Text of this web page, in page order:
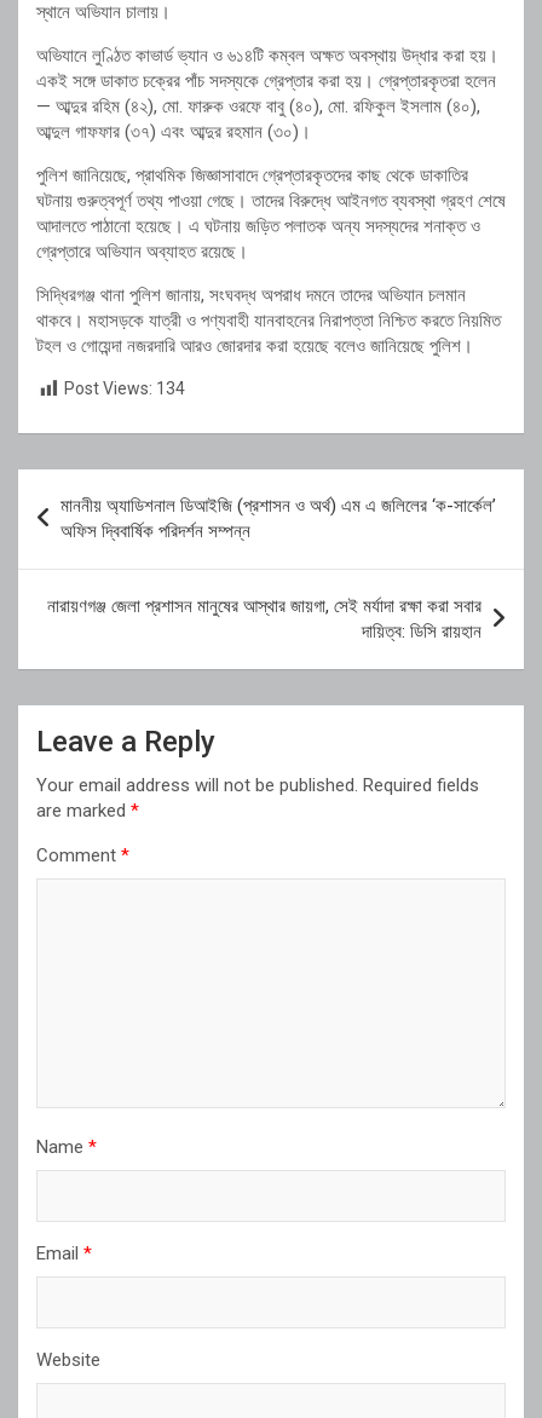
স্থানে অভিযান চালায়।
অভিযানে লুণ্ঠিত কাভার্ড ভ্যান ও ৬১৪টি কম্বল অক্ষত অবস্থায় উদ্ধার করা হয়।
একই সঙ্গে ডাকাত চক্রের পাঁচ সদস্যকে গ্রেপ্তার করা হয়। গ্রেপ্তারকৃতরা হলেন
— আব্দুর রহিম (৪২), মো. ফারুক ওরফে বাবু (৪০), মো. রফিকুল ইসলাম (৪০),
আব্দুল গাফফার (৩৭) এবং আব্দুর রহমান (৩০)।
পুলিশ জানিয়েছে, প্রাথমিক জিজ্ঞাসাবাদে গ্রেপ্তারকৃতদের কাছ থেকে ডাকাতির
ঘটনায় গুরুত্বপূর্ণ তথ্য পাওয়া গেছে। তাদের বিরুদ্ধে আইনগত ব্যবস্থা গ্রহণ শেষে
আদালতে পাঠানো হয়েছে। এ ঘটনায় জড়িত পলাতক অন্য সদস্যদের শনাক্ত ও
গ্রেপ্তারে অভিযান অব্যাহত রয়েছে।
সিদ্ধিরগঞ্জ থানা পুলিশ জানায়, সংঘবদ্ধ অপরাধ দমনে তাদের অভিযান চলমান
থাকবে। মহাসড়কে যাত্রী ও পণ্যবাহী যানবাহনের নিরাপত্তা নিশ্চিত করতে নিয়মিত
টহল ও গোয়েন্দা নজরদারি আরও জোরদার করা হয়েছে বলেও জানিয়েছে পুলিশ।
Post Views: 134
navigation
মাননীয় অ্যাডিশনাল ডিআইজি (প্রশাসন ও অর্থ) এম এ জলিলের ‘ক-সার্কেল’
অফিস দ্বিবার্ষিক পরিদর্শন সম্পন্ন
নারায়ণগঞ্জ জেলা প্রশাসন মানুষের আস্থার জায়গা, সেই মর্যাদা রক্ষা করা সবার
দায়িত্ব: ডিসি রায়হান
Leave a Reply
Your email address will not be published. Required fields
are marked *
Comment *
Name *
Email *
Website